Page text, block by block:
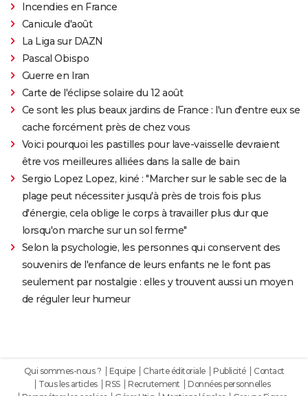
Incendies en France
Canicule d'août
La Liga sur DAZN
Pascal Obispo
Guerre en Iran
Carte de l'éclipse solaire du 12 août
Ce sont les plus beaux jardins de France : l'un d'entre eux se
cache forcément près de chez vous
Voici pourquoi les pastilles pour lave-vaisselle devraient
être vos meilleures alliées dans la salle de bain
Sergio Lopez Lopez, kiné : "Marcher sur le sable sec de la
plage peut nécessiter jusqu'à près de trois fois plus
d'énergie, cela oblige le corps à travailler plus dur que
lorsqu'on marche sur un sol ferme"
Selon la psychologie, les personnes qui conservent des
souvenirs de l'enfance de leurs enfants ne le font pas
seulement par nostalgie : elles y trouvent aussi un moyen
de réguler leur humeur
Qui sommes-nous ? Equipe Charte éditoriale Publicité
Contact
Tous les articles
RSS Recrutement
Données personnelles